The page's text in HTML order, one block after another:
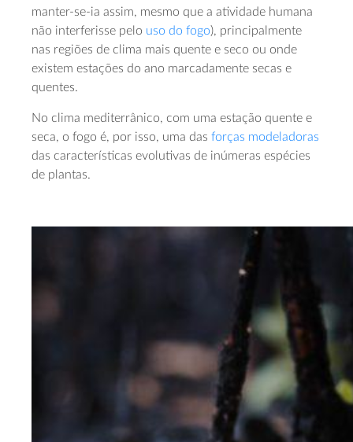
manter-se-ia assim, mesmo que a atividade humana
não interferisse pelo uso do fogo), principalmente
nas regiões de clima mais quente e seco ou onde
existem estações do ano marcadamente secas e
quentes.
No clima mediterrânico, com uma estação quente e
seca, o fogo é, por isso, uma das forças modeladoras
das características evolutivas de inúmeras espécies
de plantas.